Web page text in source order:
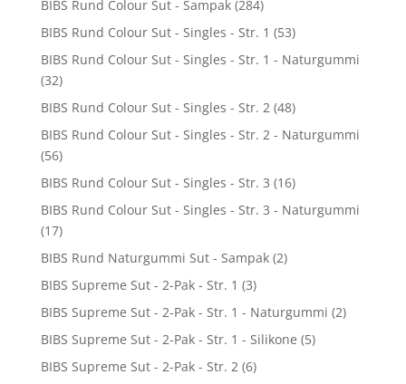
BIBS Rund Colour Sut - Sampak (284)
BIBS Rund Colour Sut - Singles - Str. 1 (53)
BIBS Rund Colour Sut - Singles - Str. 1 - Naturgummi
(32)
BIBS Rund Colour Sut - Singles - Str. 2 (48)
BIBS Rund Colour Sut - Singles - Str. 2 - Naturgummi
(56)
BIBS Rund Colour Sut - Singles - Str. 3 (16)
BIBS Rund Colour Sut - Singles - Str. 3 - Naturgummi
(17)
BIBS Rund Naturgummi Sut - Sampak (2)
BIBS Supreme Sut - 2-Pak - Str. 1 (3)
BIBS Supreme Sut - 2-Pak - Str. 1 - Naturgummi (2)
BIBS Supreme Sut - 2-Pak - Str. 1 - Silikone (5)
BIBS Supreme Sut - 2-Pak - Str. 2 (6)